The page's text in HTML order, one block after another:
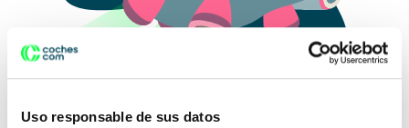
Uso responsable de sus datos